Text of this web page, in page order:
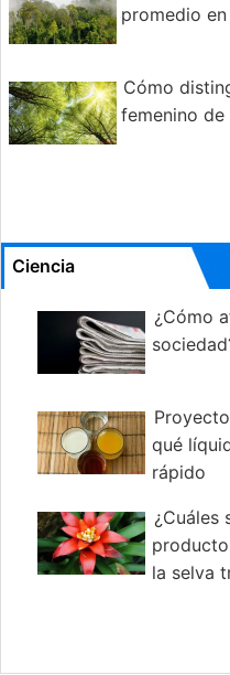
promedio
Cómo
femenino de
Ciencia
¿Cómo
qué
rápido
¿Cuáles
la selva